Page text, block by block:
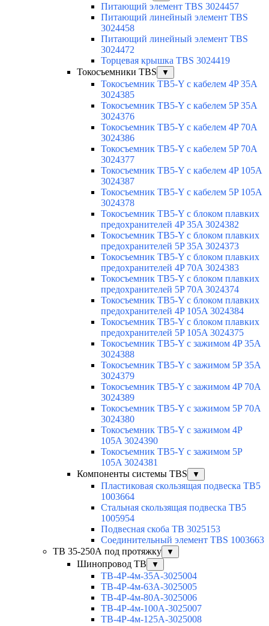
Питающий элемент TBS 3024457
Питающий линейный элемент TBS
3024458
Питающий линейный элемент TBS
3024472
Торцевая крышка TBS 3024419
Токосъемники TBS
▼
Токосъемник TB5-Y с кабелем 4P 35A
3024385
Токосъемник TB5-Y с кабелем 5P 35A
3024376
Токосъемник TB5-Y с кабелем 4P 70A
3024386
Токосъемник TB5-Y с кабелем 5P 70A
3024377
Токосъемник TB5-Y с кабелем 4P 105A
3024387
Токосъемник TB5-Y с кабелем 5P 105A
3024378
Токосъемник TB5-Y с блоком плавких
предохранителей 4P 35A 3024382
Токосъемник TB5-Y с блоком плавких
предохранителей 5P 35A 3024373
Токосъемник TB5-Y с блоком плавких
предохранителей 4P 70A 3024383
Токосъемник TB5-Y с блоком плавких
предохранителей 5P 70A 3024374
Токосъемник TB5-Y с блоком плавких
предохранителей 4P 105A 3024384
Токосъемник TB5-Y с блоком плавких
предохранителей 5P 105A 3024375
Токосъемник TB5-Y с зажимом 4P 35A
3024388
Токосъемник TB5-Y с зажимом 5P 35A
3024379
Токосъемник TB5-Y с зажимом 4P 70A
3024389
Токосъемник TB5-Y с зажимом 5P 70A
3024380
Токосъемник TB5-Y с зажимом 4P
105A 3024390
Токосъемник TB5-Y с зажимом 5P
105A 3024381
Компоненты системы TBS
▼
Пластиковая скользящая подвеска TB5
1003664
Стальная скользящая подвеска TB5
1005954
Подвесная скоба TB 3025153
Соединительный элемент TBS 1003663
TB 35-250А под протяжку
▼
Шинопровод TB ▼
TB-4P-4м-35A-3025004
TB-4P-4м-63A-3025005
TB-4P-4м-80A-3025006
TB-4P-4м-100A-3025007
TB-4P-4м-125A-3025008